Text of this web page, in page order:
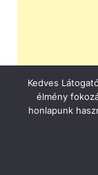
Kedves
élmény
honlapunk